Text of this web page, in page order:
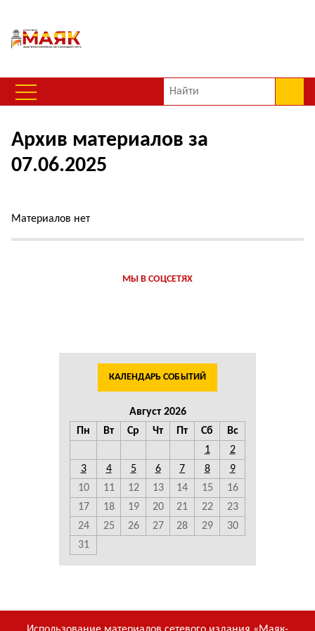
Архив материалов за
07.06.2025
Материалов нет
МЫ В СОЦСЕТЯХ
КАЛЕНДАРЬ СОБЫТИЙ
Август 2026
Пн
Вт Ср Чт Пт Сб
Вс
1
2
3
4 5 6 7 8
9
10
11 12 13 14 15
16
17
18 19 20 21 22
23
24
25 26 27 28 29
30
31